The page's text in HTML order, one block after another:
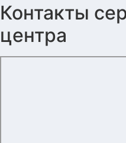
Контакты
центра